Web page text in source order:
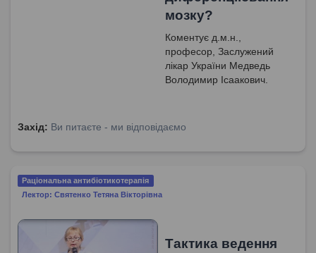
мозку?
Коментує д.м.н.,
професор, Заслужений
лікар України Медведь
Володимир Ісаакович.
Захід: Ви питаєте - ми відповідаємо
Раціональна антибіотикотерапія
Лектор: Святенко Тетяна Вікторівна
Тактика ведення